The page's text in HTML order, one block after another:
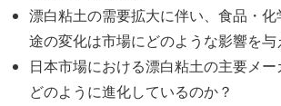
漂白粘土の需要拡大に伴い、食品・
途の変化は市場にどのような影響を与
日本市場における漂白粘土の主要メ
どのように進化しているのか？